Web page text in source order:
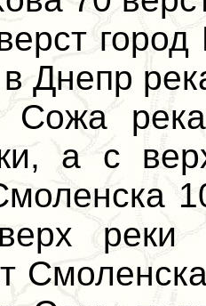
в Днепр
Сожа
а с
реки